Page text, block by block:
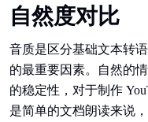
自然度对比
音质是区分基础文本转
的最重要因素。自然的
的稳定性，对于制作
是简单的文档朗读来说